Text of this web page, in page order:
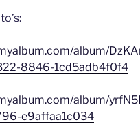
album/
8846-1cd5adb4f0f4
album/
e9affaa1c034